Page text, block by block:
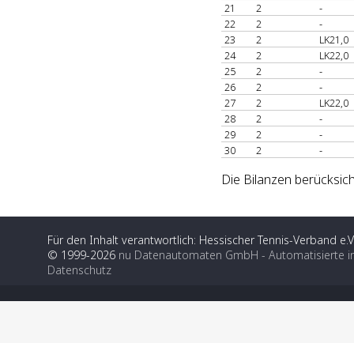
21
2
-
22
2
-
23
2
LK21,0
24
2
LK22,0
25
2
-
26
2
-
27
2
LK22,0
28
2
-
29
2
-
30
2 -
Die Bilanzen
Für den Inhalt verantwortlich: Hessischer Tennis-Verband
© 1999-2026 nu Datenautomaten GmbH - Automatisierte
Datenschutz